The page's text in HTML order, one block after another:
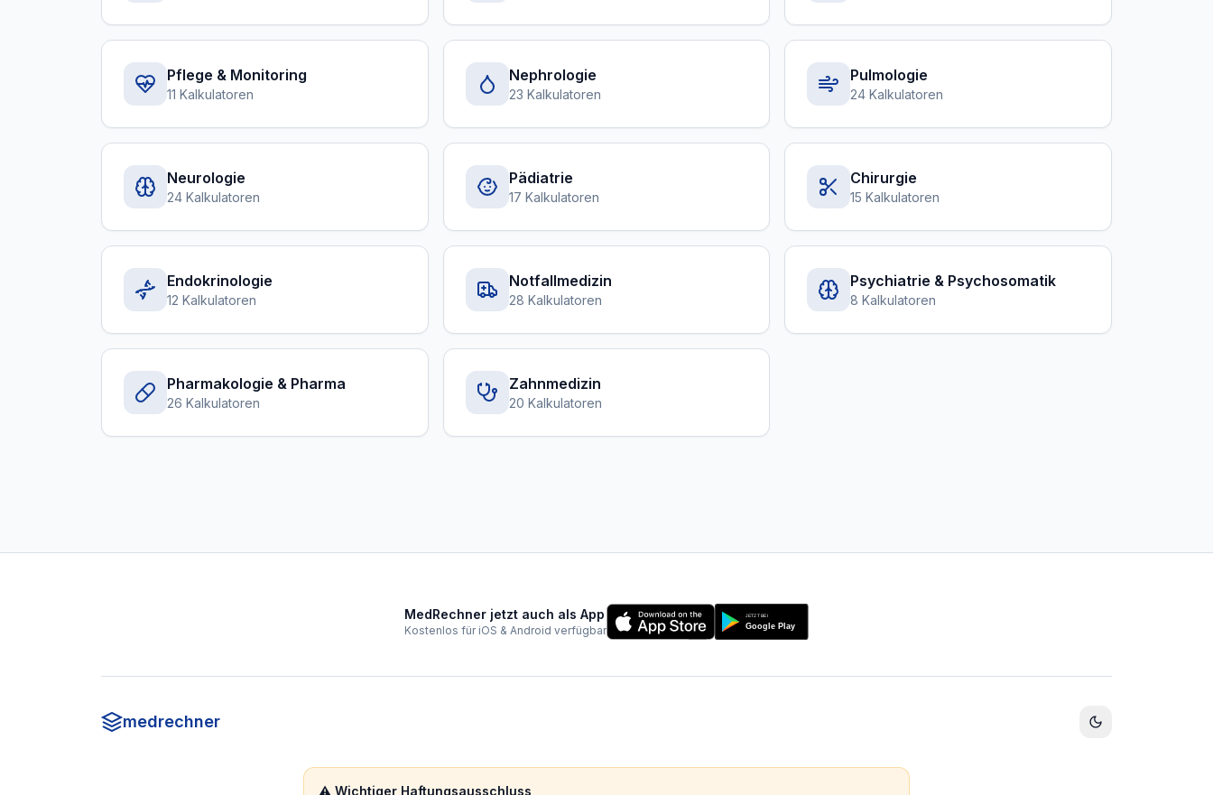
Pflege & Monitoring
11 Kalkulatoren
Nephrologie
23 Kalkulatoren
Pulmologie
24 Kalkulatoren
Neurologie
24 Kalkulatoren
Pädiatrie
17 Kalkulatoren
Chirurgie
15 Kalkulatoren
Endokrinologie
12 Kalkulatoren
Notfallmedizin
28 Kalkulatoren
Psychiatrie & Psychosomatik
8 Kalkulatoren
Pharmakologie & Pharma
26 Kalkulatoren
Zahnmedizin
20 Kalkulatoren
MedRechner jetzt auch als App
Kostenlos für iOS & Android verfügbar
medrechner
⚠️ Wichtiger Haftungsausschluss